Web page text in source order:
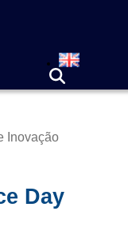
Inovação
Day